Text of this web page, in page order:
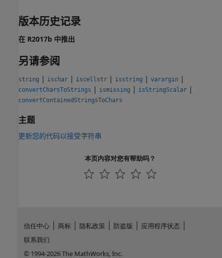
版本历史记录
在 R2017b 中推出
另请参阅
string | ischar | iscellstr | isstring | varargin |
convertCharsToStrings | ismissing | isStringScalar |
convertContainedStringsToChars
主题
更新您的代码以接受字符串
本页内容对您有帮助吗？
信任中心 商标 隐私政策 防盗版
应用程序状态
联系我们
© 1994-2026 The MathWorks, Inc.